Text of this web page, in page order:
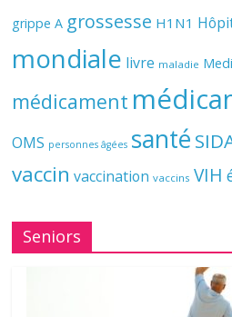
grippe A grossesse H1N1
mondiale livre maladie
médicament
OMS personnes âgées santé
vaccin vaccination vaccins VIH
Seniors